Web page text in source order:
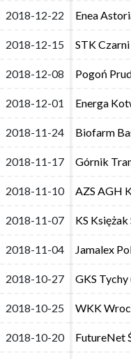
2018-12-22 Enea
2018-12-15 STK Czarni
2018-12-08 Pogoń
2018-12-01 Energa
2018-11-24 Biofarm
2018-11-17 Górnik
2018-11-10 AZS AGH
2018-11-07 KS
2018-11-04 Jamalex
2018-10-27 GKS Tychy
2018-10-25 WKK
2018-10-20 FutureNet
2018-12-22 Enea
2018-12-15 STK Czarni
2018-12-08 Pogoń
2018-12-01 Energa
2018-11-24 Biofarm
2018-11-17 Górnik
2018-11-10 AZS AGH
2018-11-07 KS
2018-11-04 Jamalex
2018-10-27 GKS Tychy
2018-10-25 WKK
2018-10-20 FutureNet